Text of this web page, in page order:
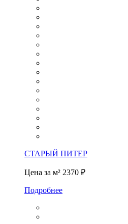
СТАРЫЙ ПИТЕР
Цена за м² 2370 ₽
Подробнее